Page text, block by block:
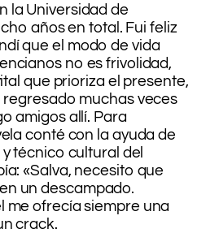
la Universidad de
años en total. Fui feliz
que el modo de vida
no es frivolidad,
que prioriza el presente,
regresado muchas veces
amigos allí. Para
conté con la ayuda de
técnico cultural del
«Salva, necesito que
un descampado.
me ofrecía siempre una
crack.